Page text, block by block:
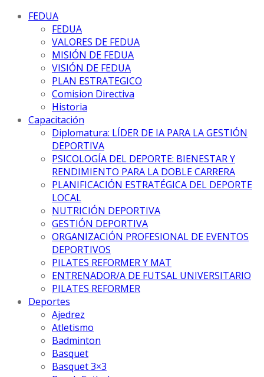
FEDUA
FEDUA
VALORES DE FEDUA
MISIÓN DE FEDUA
VISIÓN DE FEDUA
PLAN ESTRATEGICO
Comision Directiva
Historia
Capacitación
Diplomatura: LÍDER DE IA PARA LA GESTIÓN
DEPORTIVA
PSICOLOGÍA DEL DEPORTE: BIENESTAR Y
RENDIMIENTO PARA LA DOBLE CARRERA
PLANIFICACIÓN ESTRATÉGICA DEL DEPORTE
LOCAL
NUTRICIÓN DEPORTIVA
GESTIÓN DEPORTIVA
ORGANIZACIÓN PROFESIONAL DE EVENTOS
DEPORTIVOS
PILATES REFORMER Y MAT
ENTRENADOR/A DE FUTSAL UNIVERSITARIO
PILATES REFORMER
Deportes
Ajedrez
Atletismo
Badminton
Basquet
Basquet 3×3